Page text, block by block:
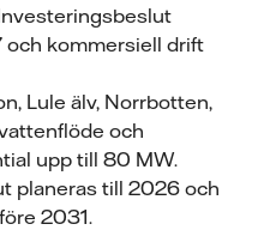
och kommersiell drift
Lule älv, Norrbotten,
och
upp till 80 MW.
planeras till 2026 och
2031.